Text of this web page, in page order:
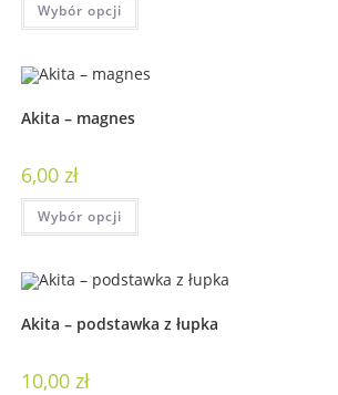
Wybór opcji
Akita – magnes
6,00 zł
Wybór opcji
Akita – podstawka z łupka
10,00 zł